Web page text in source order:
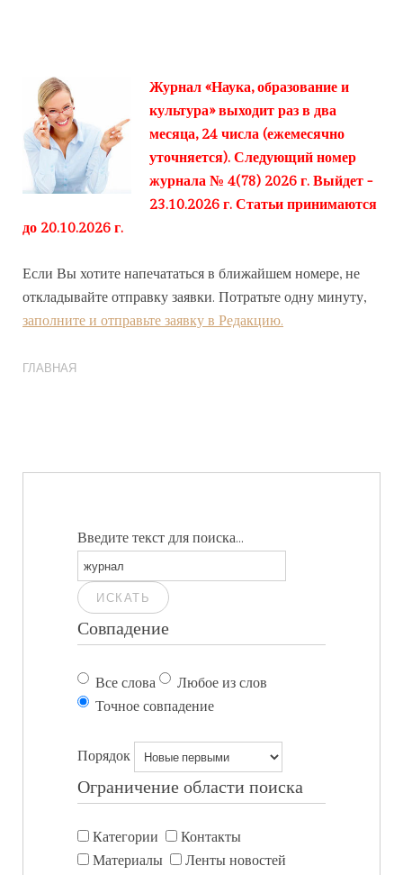
Журнал «Наука, образование и
культура» выходит раз в два
месяца, 24 числа (ежемесячно
уточняется). Следующий номер
журнала № 4(78) 2026 г. Выйдет -
23.10.2026 г. Статьи принимаются
до 20.10.2026 г.
Если Вы хотите напечататься в ближайшем номере, не
откладывайте отправку заявки. Потратьте одну минуту,
заполните и отправьте заявку в Редакцию.
ГЛАВНАЯ
Введите текст для поиска...
ИСКАТЬ
Совпадение
Все слова
Любое из слов
Точное совпадение
Порядок
Ограничение области поиска
Категории
Контакты
Материалы
Ленты новостей